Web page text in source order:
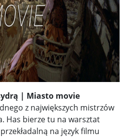
| Miasto movie
z największych mistrzów
Has bierze tu na warsztat
na język filmu